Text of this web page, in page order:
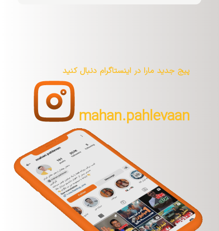
پیج جدید مارا در اینستاگرام دنبال کنید
mahan.pahlevaan